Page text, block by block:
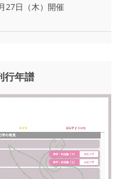
日（木）開催
行年譜